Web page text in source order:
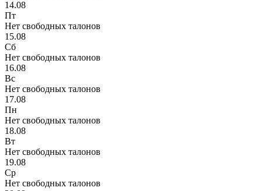
14.08
Пт
Нет свободных талонов
15.08
Сб
Нет свободных талонов
16.08
Вс
Нет свободных талонов
17.08
Пн
Нет свободных талонов
18.08
Вт
Нет свободных талонов
19.08
Ср
Нет свободных талонов